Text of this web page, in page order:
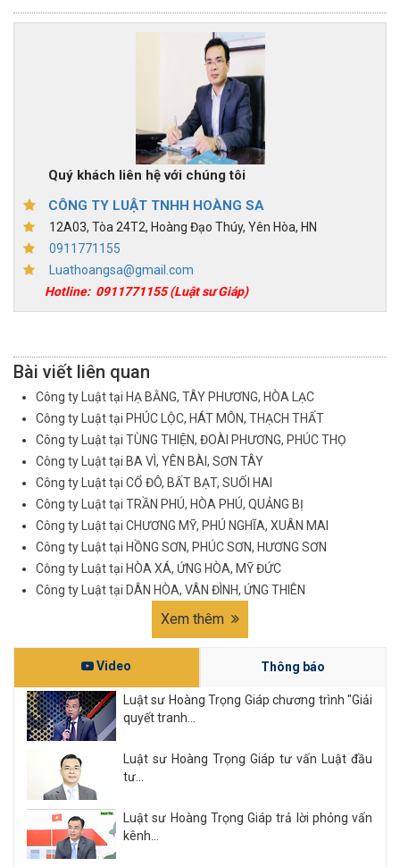
Quý khách liên hệ với chúng tôi
CÔNG TY LUẬT TNHH HOÀNG SA
12A03, Tòa 24T2, Hoàng Đạo Thúy, Yên Hòa, HN
0911771155
Luathoangsa@gmail.com
Hotline: 0911771155(Luật sư Giáp)
Bài viết liên quan
Công ty Luật tại HẠ BẰNG, TÂY PHƯƠNG, HÒA LẠC
Công ty Luật tại PHÚC LỘC, HÁT MÔN, THẠCH THẤT
Công ty Luật tại TÙNG THIỆN, ĐOÀI PHƯƠNG, PHÚC THỌ
Công ty Luật tại BA VÌ, YÊN BÀI, SƠN TÂY
Công ty Luật tại CỔ ĐÔ, BẤT BẠT, SUỐI HAI
Công ty Luật tại TRẦN PHÚ, HÒA PHÚ, QUẢNG BỊ
Công ty Luật tại CHƯƠNG MỸ, PHÚ NGHĨA, XUÂN MAI
Công ty Luật tại HỒNG SƠN, PHÚC SƠN, HƯƠNG SƠN
Công ty Luật tại HÒA XÁ, ỨNG HÒA, MỸ ĐỨC
Công ty Luật tại DÂN HÒA, VÂN ĐÌNH, ỨNG THIÊN
Xem thêm
Video Thông báo
Luật sư Hoàng Trọng Giáp chương trình "Giải
quyết tranh...
Luật sư Hoàng Trọng Giáp tư vấn Luật đầu
tư...
Luật sư Hoàng Trọng Giáp trả lời phỏng vấn
kênh...